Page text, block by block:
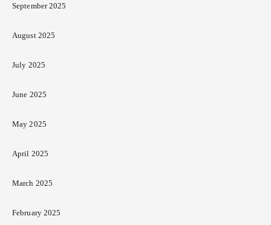
September 2025
August 2025
July 2025
June 2025
May 2025
April 2025
March 2025
February 2025